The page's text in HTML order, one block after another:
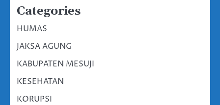
Categories
HUMAS
JAKSA AGUNG
KABUPATEN MESUJI
KESEHATAN
KORUPSI